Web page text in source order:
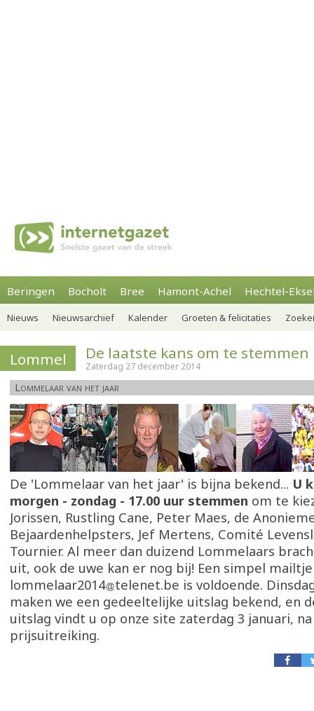
Beringen Bocholt Bree Hamont-Achel Hechtel-
Nieuws Nieuwsarchief Kalender Groeten & felicitaties
Lommel De laatste kans om te stemmen
Zaterdag 27 december 2014
Lommelaar van het jaar
De 'Lommelaar van het jaar' is bijna bekend... U
morgen - zondag - 17.00 uur stemmen om te
Jorissen, Rustling Cane, Peter Maes, de
Bejaardenhelpsters, Jef Mertens, Comité
Tournier. Al meer dan duizend Lommelaars
uit, ook de uwe kan er nog bij! Een simpel
lommelaar2014
telenet.be is voldoende.
maken we een gedeeltelijke uitslag bekend, en
uitslag vindt u op onze site zaterdag 3 januari,
prijsuitreiking.